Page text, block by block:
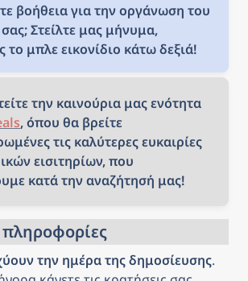
βοήθεια για την οργάνωση του
σας; Στείλτε μας μήνυμα,
το μπλε εικονίδιο κάτω δεξιά!
, όπου θα βρείτε
τις καλύτερες ευκαιρίες
εισιτηρίων, που
κατά την αναζήτησή μας!
την ημέρα της δημοσίευσης.